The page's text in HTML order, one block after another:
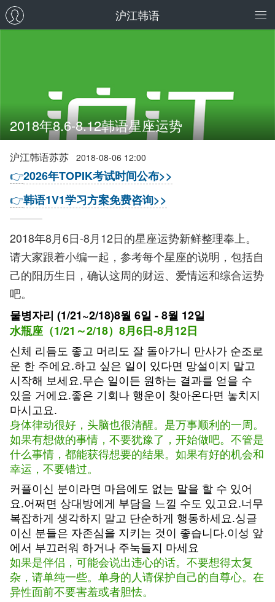
沪江韩语
2018年8.6-8.12韩语星座运势
沪江韩语苏苏 2018-08-06 12:00
👉2026年TOPIK考试时间公布>>
👉韩语1V1学习方案免费咨询>>
2018年8月6日-8月12日的星座运势新鲜整理奉上。
请大家跟着小编一起，参考每个星座的说明，包括自
己的阳历生日，确认这周的财运、爱情运和综合运势
吧。
물병자리 (1/21~2/18)8월 6일 - 8월 12일
水瓶座（1/21～2/18）8月6日-8月12日
신체 리듬도 좋고 머리도 잘 돌아가니 만사가 순조로
운 한 주에요.하고 싶은 일이 있다면 망설이지 말고
시작해 보세요.무슨 일이든 원하는 결과를 얻을 수
있을 거에요.좋은 기회나 행운이 찾아온다면 놓치지
마시고요.
身体律动很好，头脑也很清醒。是万事顺利的一周。
如果有想做的事情，不要犹豫了，开始做吧。不管是
什么事情，都能获得想要的结果。如果有好的机会和
幸运，不要错过。
커플이신 분이라면 마음에도 없는 말을 할 수 있어
요.어쩌면 상대방에게 부담을 느낄 수도 있고요.너무
복잡하게 생각하지 말고 단순하게 행동하세요.싱글
이신 분들은 자존심을 지키는 것이 좋습니다.이성 앞
에서 부끄러워 하거나 주눅들지 마세요
如果是伴侣，可能会说出违心的话。不要想得太复
杂，请单纯一些。单身的人请保护自己的自尊心。在
异性面前不要害羞或者胆怯。